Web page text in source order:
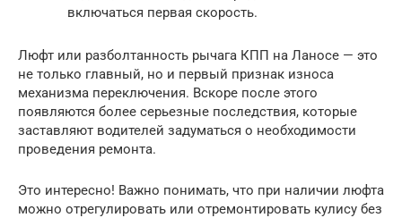
включаться первая скорость.
Люфт или разболтанность рычага КПП на Ланосе — это
не только главный, но и первый признак износа
механизма переключения. Вскоре после этого
появляются более серьезные последствия, которые
заставляют водителей задуматься о необходимости
проведения ремонта.
Это интересно! Важно понимать, что при наличии люфта
можно отрегулировать или отремонтировать кулису без